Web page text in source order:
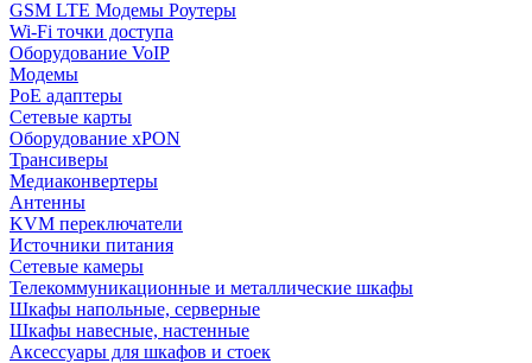
GSM LTE Модемы Роутеры
Wi-Fi точки доступа
Оборудование VoIP
Модемы
PoE адаптеры
Сетевые карты
Оборудование xPON
Трансиверы
Медиаконвертеры
Антенны
KVM переключатели
Источники питания
Сетевые камеры
Телекоммуникационные и металлические шкафы
Шкафы напольные, серверные
Шкафы навесные, настенные
Аксессуары для шкафов и стоек